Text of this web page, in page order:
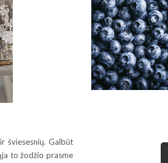
šviesesnių. Galbūt
to žodžio prasme